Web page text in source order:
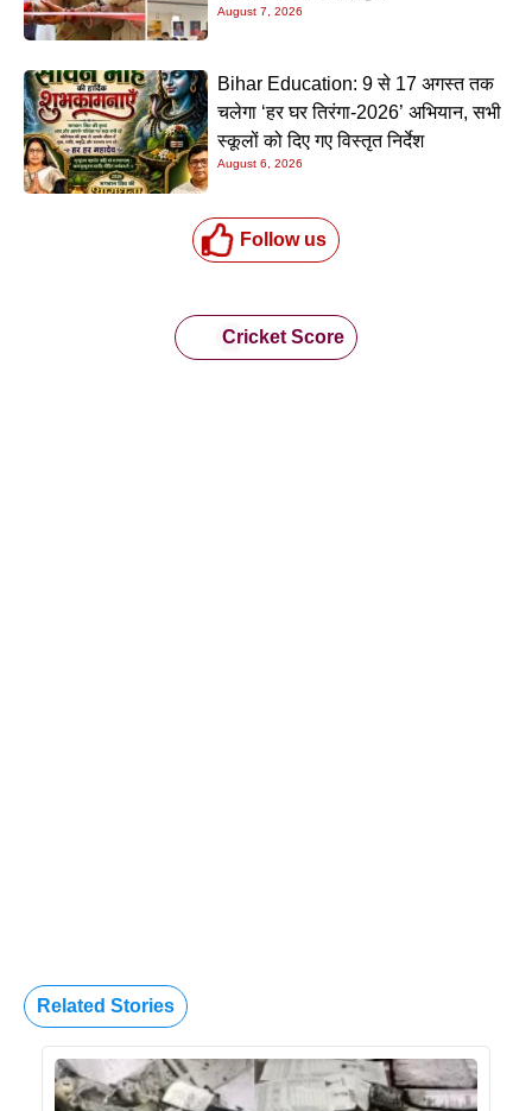
August 7, 2026
Bihar Education: 9 से 17 अगस्त तक
चलेगा ‘हर घर तिरंगा-2026’ अभियान, सभी
स्कूलों को दिए गए विस्तृत निर्देश
August 6, 2026
Follow us
Cricket Score
Related Stories